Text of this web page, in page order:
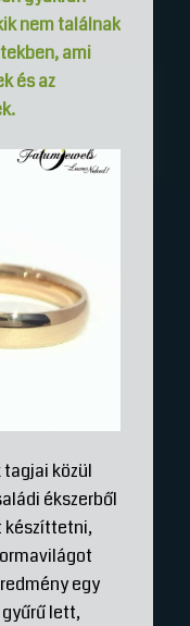
nem találnak
ami
és az
közül
ékszerből
készíttetni,
egy
lett,